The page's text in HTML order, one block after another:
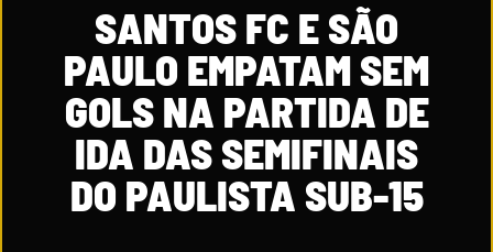
SANTOS FC E SÃO
PAULO EMPATAM SEM
GOLS NA PARTIDA DE
IDA DAS SEMIFINAIS
DO PAULISTA SUB-15